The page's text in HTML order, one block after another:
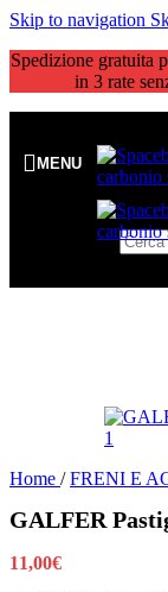
Skip to navigation
Spedizione gratuita
in 3 rate
MENU
Home / FRENI E
GALFER
11,00€